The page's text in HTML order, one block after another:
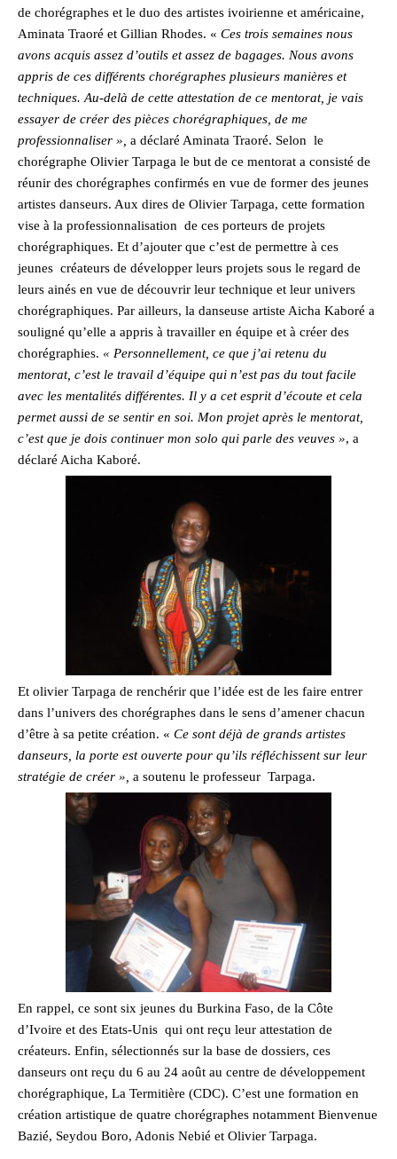
de chorégraphes et le duo des artistes ivoirienne et américaine,
Aminata Traoré et Gillian Rhodes. « Ces trois semaines nous
avons acquis assez d’outils et assez de bagages. Nous avons
appris de ces différents chorégraphes plusieurs manières et
techniques. Au-delà de cette attestation de ce mentorat, je vais
essayer de créer des pièces chorégraphiques, de me
professionnaliser », a déclaré Aminata Traoré. Selon le
chorégraphe Olivier Tarpaga le but de ce mentorat a consisté de
réunir des chorégraphes confirmés en vue de former des jeunes
artistes danseurs. Aux dires de Olivier Tarpaga, cette formation
vise à la professionnalisation de ces porteurs de projets
chorégraphiques. Et d’ajouter que c’est de permettre à ces
jeunes créateurs de développer leurs projets sous le regard de
leurs ainés en vue de découvrir leur technique et leur univers
chorégraphiques. Par ailleurs, la danseuse artiste Aicha Kaboré a
souligné qu’elle a appris à travailler en équipe et à créer des
chorégraphies. « Personnellement, ce que j’ai retenu du
mentorat, c’est le travail d’équipe qui n’est pas du tout facile
avec les mentalités différentes. Il y a cet esprit d’écoute et cela
permet aussi de se sentir en soi. Mon projet après le mentorat,
c’est que je dois continuer mon solo qui parle des veuves », a
déclaré Aicha Kaboré.
Et olivier Tarpaga de renchérir que l’idée est de les faire entrer
dans l’univers des chorégraphes dans le sens d’amener chacun
d’être à sa petite création. « Ce sont déjà de grands artistes
danseurs, la porte est ouverte pour qu’ils réfléchissent sur leur
stratégie de créer », a soutenu le professeur Tarpaga.
En rappel, ce sont six jeunes du Burkina Faso, de la Côte
d’Ivoire et des Etats-Unis qui ont reçu leur attestation de
créateurs. Enfin, sélectionnés sur la base de dossiers, ces
danseurs ont reçu du 6 au 24 août au centre de développement
chorégraphique, La Termitière (CDC). C’est une formation en
création artistique de quatre chorégraphes notamment Bienvenue
Bazié, Seydou Boro, Adonis Nebié et Olivier Tarpaga.